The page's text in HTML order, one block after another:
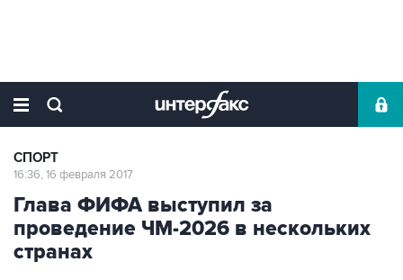
СПОРТ
16:36, 16 февраля 2017
Глава ФИФА выступил за
проведение ЧМ-2026 в нескольких
странах